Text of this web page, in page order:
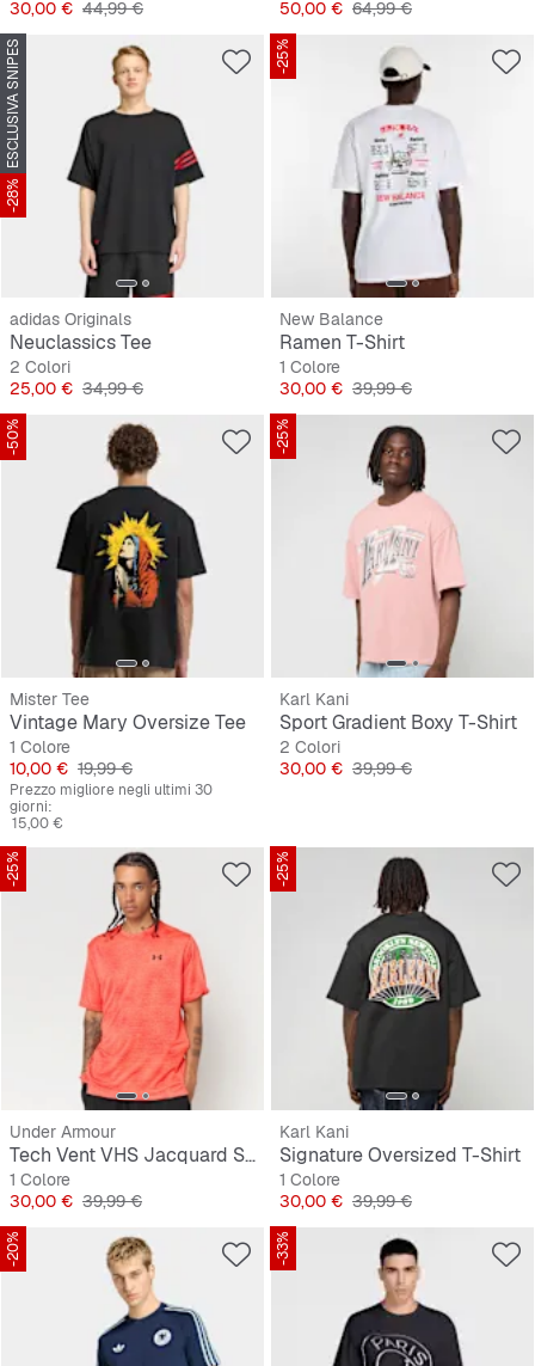
Prezzo
30,00 € Prezzo originale
44,99 € Prezzo
50,00 € Prezzo originale
64,99 €
ESCLUSIVA SNIPES
-28%
adidas Originals
Neuclassics Tee
2 Colori
Prezzo
25,00 € Prezzo originale
34,99 €
-25%
New Balance
Ramen T-Shirt
1 Colore
Prezzo
30,00 € Prezzo originale
39,99 €
-50%
Mister Tee
Vintage Mary Oversize Tee
1 Colore
Prezzo
10,00 € Prezzo originale
19,99 €
Prezzo migliore negli ultimi 30
giorni:
15,00 €
-25%
Karl Kani
Sport Gradient Boxy T-Shirt
2 Colori
Prezzo
30,00 € Prezzo originale
39,99 €
-25%
Under Armour
Tech Vent VHS Jacquard Shortsleeve
1 Colore
Prezzo
30,00 € Prezzo originale
39,99 €
-25%
Karl Kani
Signature Oversized T-Shirt
1 Colore
Prezzo
30,00 € Prezzo originale
39,99 €
-20% -33%